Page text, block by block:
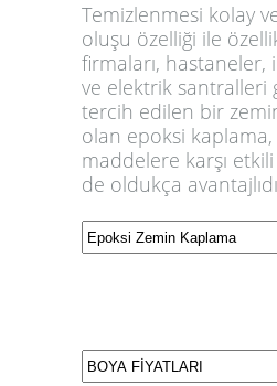
Temizlenmesi kolay
oluşu özelliği ile
firmaları, hastaneler,
ve elektrik santralleri
tercih edilen bir
olan epoksi kaplama,
maddelere karşı
de oldukça